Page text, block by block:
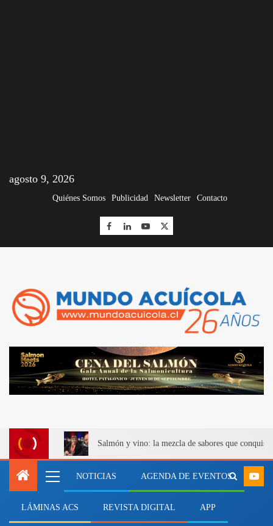
agosto 9, 2026
Quiénes Somos Publicidad Newsletter Contacto
Salmón y vino: la mezcla de sabores que
NOTICIAS AGENDA DE EVENTOS
LÁMINAS ACS REVISTA DIGITAL APP